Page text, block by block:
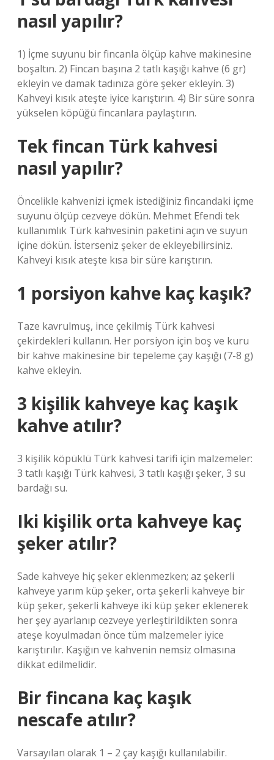
nasıl yapılır?
1) İçme suyunu bir fincanla ölçüp kahve makinesine
boşaltın. 2) Fincan başına 2 tatlı kaşığı kahve (6 gr)
ekleyin ve damak tadınıza göre şeker ekleyin. 3)
Kahveyi kısık ateşte iyice karıştırın. 4) Bir süre sonra
yükselen köpüğü fincanlara paylaştırın.
Tek fincan Türk kahvesi
nasıl yapılır?
Öncelikle kahvenizi içmek istediğiniz fincandaki içme
suyunu ölçüp cezveye dökün. Mehmet Efendi tek
kullanımlık Türk kahvesinin paketini açın ve suyun
içine dökün. İsterseniz şeker de ekleyebilirsiniz.
Kahveyi kısık ateşte kısa bir süre karıştırın.
1 porsiyon kahve kaç kaşık?
Taze kavrulmuş, ince çekilmiş Türk kahvesi
çekirdekleri kullanın. Her porsiyon için boş ve kuru
bir kahve makinesine bir tepeleme çay kaşığı (7-8 g)
kahve ekleyin.
3 kişilik kahveye kaç kaşık
kahve atılır?
3 kişilik köpüklü Türk kahvesi tarifi için malzemeler:
3 tatlı kaşığı Türk kahvesi, 3 tatlı kaşığı şeker, 3 su
bardağı su.
Iki kişilik orta kahveye kaç
şeker atılır?
Sade kahveye hiç şeker eklenmezken; az şekerli
kahveye yarım küp şeker, orta şekerli kahveye bir
küp şeker, şekerli kahveye iki küp şeker eklenerek
her şey ayarlanıp cezveye yerleştirildikten sonra
ateşe koyulmadan önce tüm malzemeler iyice
karıştırılır. Kaşığın ve kahvenin nemsiz olmasına
dikkat edilmelidir.
Bir fincana kaç kaşık
nescafe atılır?
Varsayılan olarak 1 – 2 çay kaşığı kullanılabilir.